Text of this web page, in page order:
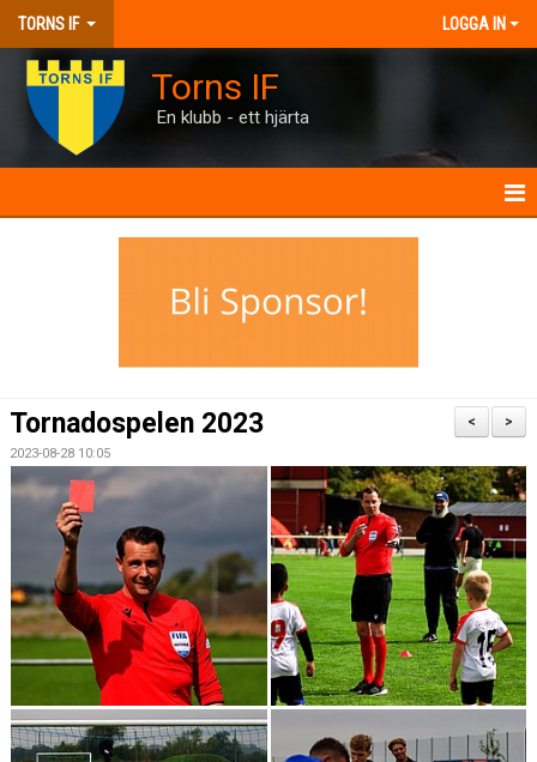
TORNS IF LOGGA IN
Torns IF
En klubb - ett hjärta
MATCHER
BILJETTER
TORN I SAMHÄLLET
ARRANGEMANG
WEBBSHOP
>
<
Tornadospelen 2023
2023-08-28 10:05